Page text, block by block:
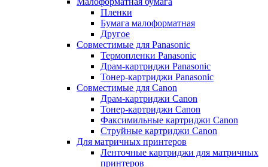
Пленки
Бумага малоформатная
Другое
Совместимые для Panasonic
Термопленки Panasonic
Драм-картриджи Panasonic
Тонер-картриджи Panasonic
Совместимые для Canon
Драм-картриджи Canon
Тонер-картриджи Canon
Факсимильные картриджи Canon
Струйные картриджи Canon
Для матричных принтеров
Ленточные картриджи для матричных
принтеров